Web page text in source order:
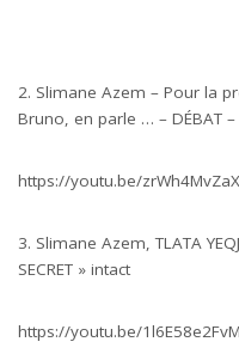
2. Slimane Azem – Pour la
Bruno, en parle … – DÉBAT –
https://youtu.be/
3. Slimane Azem, TLATA
SECRET » intact
https://youtu.be/1l6E58e2FvM